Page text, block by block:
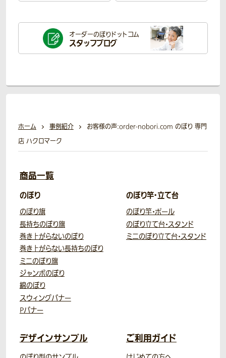
オーダーのぼりドットコム
スタッフブログ
ホーム 事例紹介
お客様の声:order-nobori.com のぼり 専門
店 ハクロマーク
商品一覧
のぼり
のぼり旗
長持ちのぼり旗
巻き上がらないのぼり
巻き上がらない長持ちのぼり
ミニのぼり旗
ジャンボのぼり
綿のぼり
スウィングバナー
Pバナー
のぼり竿・立て台
のぼり竿・ポール
のぼり立て台・スタンド
ミニのぼり立て台・スタンド
デザインサンプル ご利用ガイド